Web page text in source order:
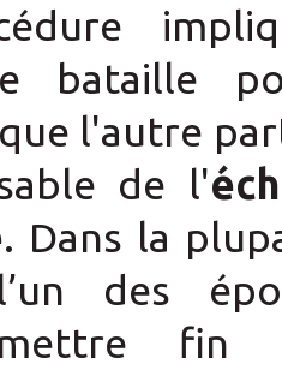
bataille
l'autre
de l'
. Dans la
des
fin